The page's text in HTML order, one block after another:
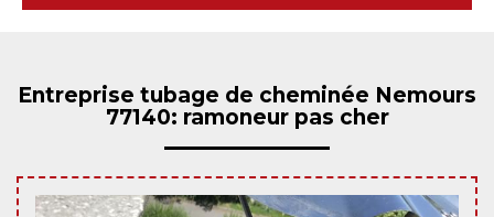
Entreprise tubage de cheminée Nemours
77140: ramoneur pas cher